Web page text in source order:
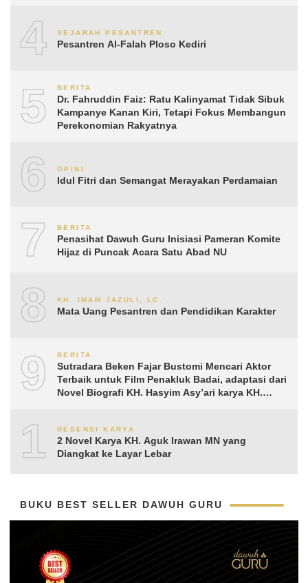
4 SEJARAH PESANTREN
Pesantren Al-Falah Ploso Kediri
5 BERITA
Dr. Fahruddin Faiz: Ratu Kalinyamat Tidak Sibuk
Kampanye Kanan Kiri, Tetapi Fokus Membangun
Perekonomian Rakyatnya
6 OPINI
Idul Fitri dan Semangat Merayakan Perdamaian
7 BERITA
Penasihat Dawuh Guru Inisiasi Pameran Komite
Hijaz di Puncak Acara Satu Abad NU
8 KH. IMAM JAZULI, LC.
Mata Uang Pesantren dan Pendidikan Karakter
9 BERITA
Sutradara Beken Fajar Bustomi Mencari Aktor
Terbaik untuk Film Penakluk Badai, adaptasi dari
Novel Biografi KH. Hasyim Asy’ari karya KH.
10RESENSI KARYA
2 Novel Karya KH. Aguk Irawan MN yang
Diangkat ke Layar Lebar
BUKU BEST SELLER DAWUH GURU